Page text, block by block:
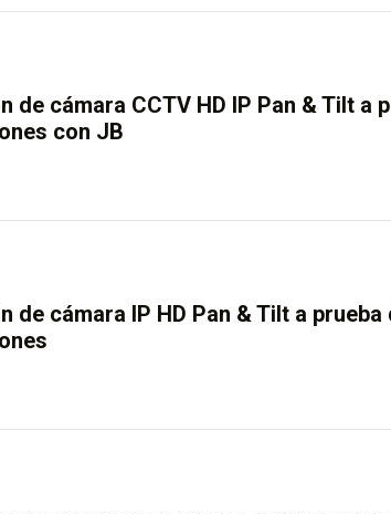
de cámara CCTV HD IP Pan & Tilt a
con JB
de cámara IP HD Pan & Tilt a prueba